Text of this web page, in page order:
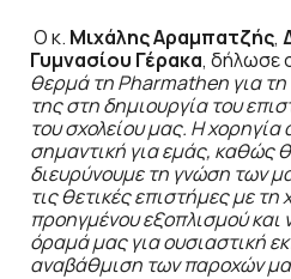
Ο κ. Μιχάλης Αραμπατζής,
Γυμνασίου Γέρακα, δήλωσε
θερμά τηPharmathen για
της στη δημιουργία του
του σχολείου μας. Η χορηγία
σημαντική για εμάς, καθώς
διευρύνουμε τη γνώση των
τις θετικές επιστήμες με τη
προηγμένου εξοπλισμού και
όραμά μας για ουσιαστική
αναβάθμιση των παροχών